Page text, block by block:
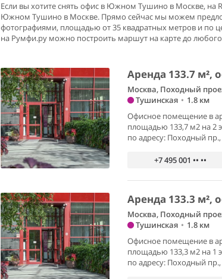
Если вы хотите снять офис в Южном Тушино в Москве,
Южном Тушино в Москве. Прямо сейчас мы можем
фотографиями, площадью от 35 квадратных метров и по
на Румфи.ру можно построить маршут на карте до
Аренда 133.7 м²,
Москва, Походный
Тушинская • 1.8 км
Офисное помещение в
площадью 133,7 м2 на 2
по адресу: Походный
+7 495 001 •• ••
Аренда 133.3 м²,
Москва, Походный
Тушинская • 1.8 км
Офисное помещение в
площадью 133,3 м2 на 1
по адресу: Походный